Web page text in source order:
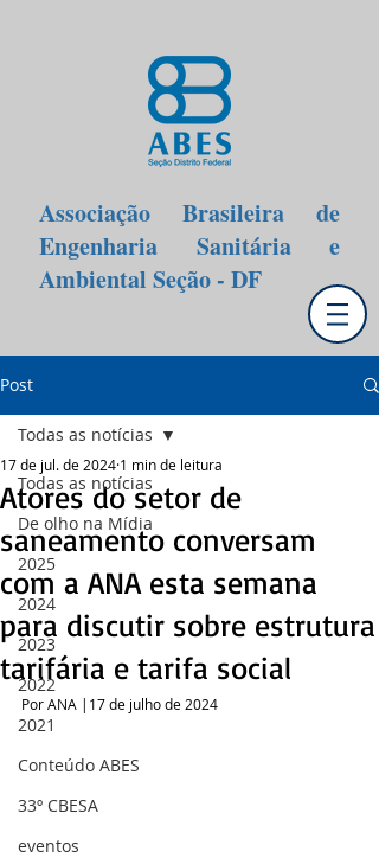
Associação Brasileira de
Engenharia Sanitária e
Ambiental Seção - DF
Post
Todas as notícias
De olho na Mídia
2025
2024
2023
2022
2021
Conteúdo ABES
33º CBESA
eventos
Todas as notícias
Atores do setor de
saneamento conversam
com a ANA esta semana
para discutir sobre estrutura
tarifária e tarifa social
17 de jul. de 2024 1 min de leitura
Por ANA |17 de julho de 2024